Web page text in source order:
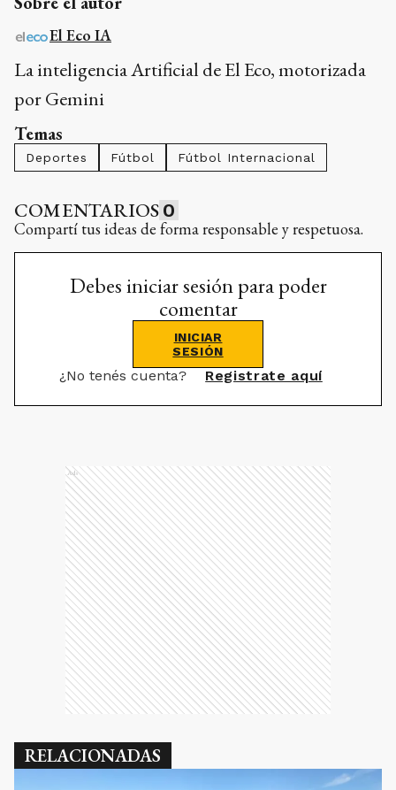
El Eco IA
La inteligencia Artificial de El Eco, motorizada
por Gemini
Temas
Deportes Fútbol Fútbol Internacional
COMENTARIOS 0
Compartí tus ideas de forma responsable y respetuosa.
Debes iniciar sesión para poder
comentar
INICIAR
SESIÓN
¿No tenés cuenta? Registrate aquí
Ads
RELACIONADAS